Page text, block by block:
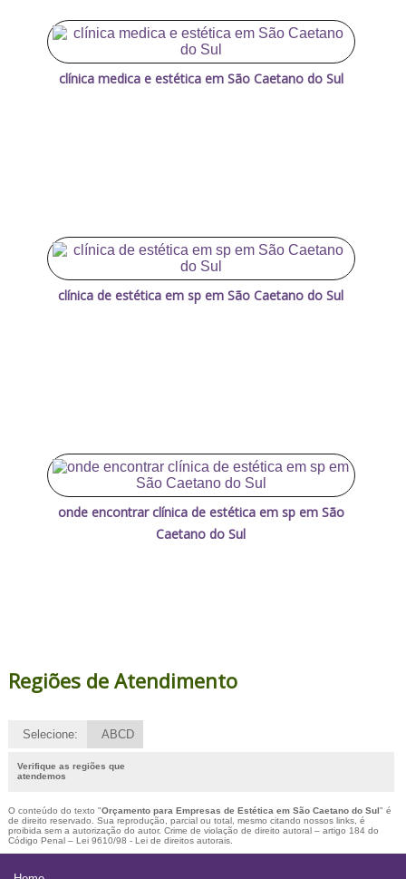
clínica medica e estética em São Caetano do Sul
clínica de estética em sp em São Caetano do Sul
onde encontrar clínica de estética em sp em São
Caetano do Sul
Regiões de Atendimento
Selecione: ABCD
Verifique as regiões que
atendemos
O conteúdo do texto "Orçamento para Empresas de Estética em São Caetano do Sul" é
de direito reservado. Sua reprodução, parcial ou total, mesmo citando nossos links, é
proibida sem a autorização do autor. Crime de violação de direito autoral – artigo 184 do
Código Penal – Lei 9610/98 - Lei de direitos autorais.